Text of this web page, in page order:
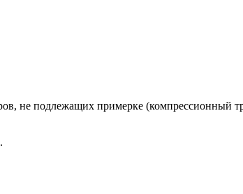
не подлежащих примерке (компрессионный